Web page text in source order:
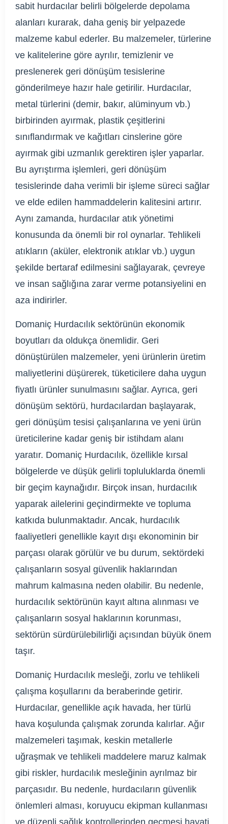
sabit hurdacılar belirli bölgelerde depolama
alanları kurarak, daha geniş bir yelpazede
malzeme kabul ederler. Bu malzemeler, türlerine
ve kalitelerine göre ayrılır, temizlenir ve
preslenerek geri dönüşüm tesislerine
gönderilmeye hazır hale getirilir. Hurdacılar,
metal türlerini (demir, bakır, alüminyum vb.)
birbirinden ayırmak, plastik çeşitlerini
sınıflandırmak ve kağıtları cinslerine göre
ayırmak gibi uzmanlık gerektiren işler yaparlar.
Bu ayrıştırma işlemleri, geri dönüşüm
tesislerinde daha verimli bir işleme süreci sağlar
ve elde edilen hammaddelerin kalitesini artırır.
Aynı zamanda, hurdacılar atık yönetimi
konusunda da önemli bir rol oynarlar. Tehlikeli
atıkların (aküler, elektronik atıklar vb.) uygun
şekilde bertaraf edilmesini sağlayarak, çevreye
ve insan sağlığına zarar verme potansiyelini en
aza indirirler.
Domaniç Hurdacılık sektörünün ekonomik
boyutları da oldukça önemlidir. Geri
dönüştürülen malzemeler, yeni ürünlerin üretim
maliyetlerini düşürerek, tüketicilere daha uygun
fiyatlı ürünler sunulmasını sağlar. Ayrıca, geri
dönüşüm sektörü, hurdacılardan başlayarak,
geri dönüşüm tesisi çalışanlarına ve yeni ürün
üreticilerine kadar geniş bir istihdam alanı
yaratır. Domaniç Hurdacılık, özellikle kırsal
bölgelerde ve düşük gelirli topluluklarda önemli
bir geçim kaynağıdır. Birçok insan, hurdacılık
yaparak ailelerini geçindirmekte ve topluma
katkıda bulunmaktadır. Ancak, hurdacılık
faaliyetleri genellikle kayıt dışı ekonominin bir
parçası olarak görülür ve bu durum, sektördeki
çalışanların sosyal güvenlik haklarından
mahrum kalmasına neden olabilir. Bu nedenle,
hurdacılık sektörünün kayıt altına alınması ve
çalışanların sosyal haklarının korunması,
sektörün sürdürülebilirliği açısından büyük önem
taşır.
Domaniç Hurdacılık mesleği, zorlu ve tehlikeli
çalışma koşullarını da beraberinde getirir.
Hurdacılar, genellikle açık havada, her türlü
hava koşulunda çalışmak zorunda kalırlar. Ağır
malzemeleri taşımak, keskin metallerle
uğraşmak ve tehlikeli maddelere maruz kalmak
gibi riskler, hurdacılık mesleğinin ayrılmaz bir
parçasıdır. Bu nedenle, hurdacıların güvenlik
önlemleri alması, koruyucu ekipman kullanması
ve düzenli sağlık kontrollerinden geçmesi hayati